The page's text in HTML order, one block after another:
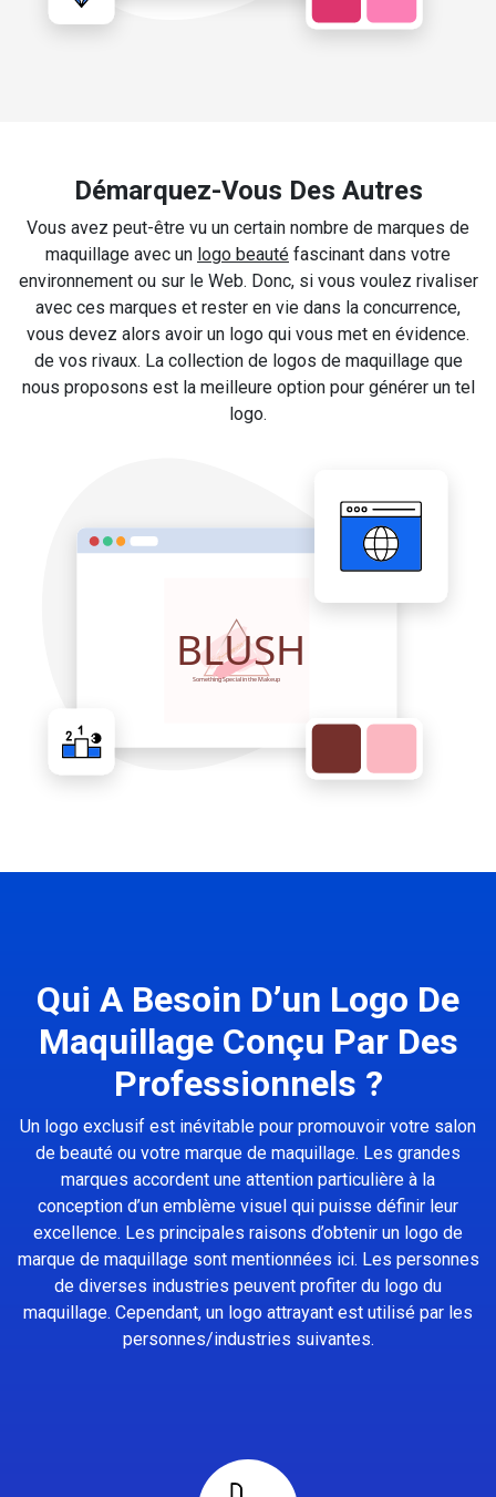
Démarquez-Vous Des Autres
Vous avez peut-être vu un certain nombre de marques de
maquillage avec un logo beauté fascinant dans votre
environnement ou sur le Web. Donc, si vous voulez rivaliser
avec ces marques et rester en vie dans la concurrence,
vous devez alors avoir un logo qui vous met en évidence.
de vos rivaux. La collection de logos de maquillage que
nous proposons est la meilleure option pour générer un tel
logo.
Qui A Besoin D’un Logo De
Maquillage Conçu Par Des
Professionnels ?
Un logo exclusif est inévitable pour promouvoir votre salon
de beauté ou votre marque de maquillage. Les grandes
marques accordent une attention particulière à la
conception d’un emblème visuel qui puisse définir leur
excellence. Les principales raisons d’obtenir un logo de
marque de maquillage sont mentionnées ici. Les personnes
de diverses industries peuvent profiter du logo du
maquillage. Cependant, un logo attrayant est utilisé par les
personnes/industries suivantes.